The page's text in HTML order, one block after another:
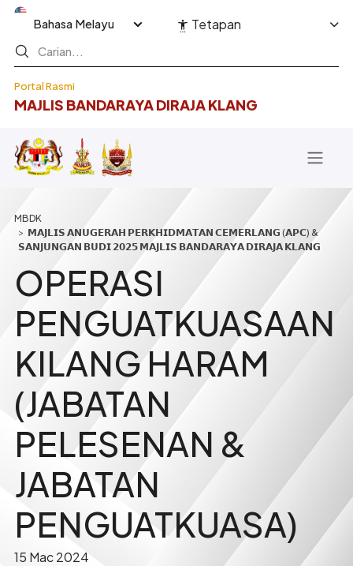
Langkau ke kandungan utama
Portal Rasmi
MAJLIS BANDARAYA DIRAJA KLANG
Select your language Tetapan
Breadcrumb
𝗠𝗔𝗝𝗟𝗜𝗦 𝗔𝗡𝗨𝗚𝗘𝗥𝗔𝗛 𝗣𝗘𝗥𝗞𝗛𝗜𝗗𝗠𝗔𝗧𝗔𝗡 𝗖𝗘𝗠𝗘𝗥𝗟𝗔𝗡𝗚 (𝗔𝗣𝗖) &
𝗦𝗔𝗡𝗝𝗨𝗡𝗚𝗔𝗡 𝗕𝗨𝗗𝗜 𝟮𝟬𝟮𝟱 𝗠𝗔𝗝𝗟𝗜𝗦 𝗕𝗔𝗡𝗗𝗔𝗥𝗔𝗬𝗔 𝗗𝗜𝗥𝗔𝗝𝗔 𝗞𝗟𝗔𝗡𝗚
OPERASI
PENGUATKUASAAN
KILANG HARAM
(JABATAN
PELESENAN &
JABATAN
PENGUATKUASA)
15 Mac 2024